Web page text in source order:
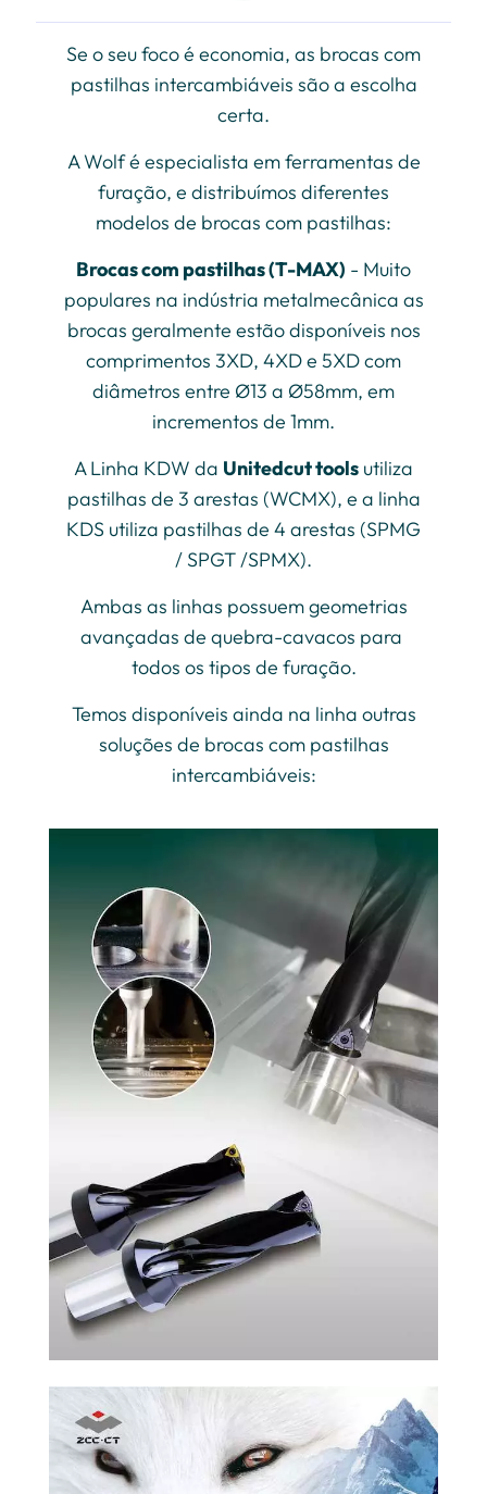
Se o seu foco é economia, as brocas com
pastilhas intercambiáveis são a escolha
certa.
A Wolf é especialista em ferramentas de
furação, e distribuímos diferentes
modelos de brocas com pastilhas:
Brocas com pastilhas (T-MAX) - Muito
populares na indústria metalmecânica as
brocas geralmente estão disponíveis nos
comprimentos 3XD, 4XD e 5XD com
diâmetros entre Ø13 a Ø58mm, em
incrementos de 1mm.
A Linha KDW da Unitedcut tools utiliza
pastilhas de 3 arestas (WCMX), e a linha
KDS utiliza pastilhas de 4 arestas (SPMG
/ SPGT /SPMX).
Ambas as linhas possuem geometrias
avançadas de quebra-cavacos para
todos os tipos de furação.
Temos disponíveis ainda na linha outras
soluções de brocas com pastilhas
intercambiáveis: